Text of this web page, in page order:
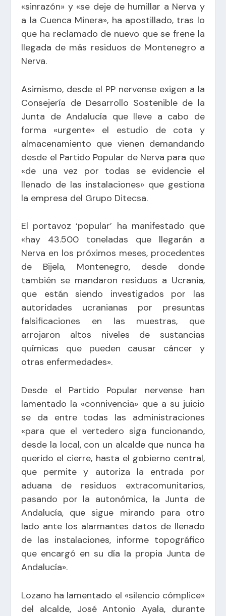
«sinrazón» y «se deje de humillar a Nerva y
a la Cuenca Minera», ha apostillado, tras lo
que ha reclamado de nuevo que se frene la
llegada de más residuos de Montenegro a
Nerva.
Asimismo, desde el PP nervense exigen a la
Consejería de Desarrollo Sostenible de la
Junta de Andalucía que lleve a cabo de
forma «urgente» el estudio de cota y
almacenamiento que vienen demandando
desde el Partido Popular de Nerva para que
«de una vez por todas se evidencie el
llenado de las instalaciones» que gestiona
la empresa del Grupo Ditecsa.
El portavoz ‘popular’ ha manifestado que
«hay 43.500 toneladas que llegarán a
Nerva en los próximos meses, procedentes
de Bijela, Montenegro, desde donde
también se mandaron residuos a Ucrania,
que están siendo investigados por las
autoridades ucranianas por presuntas
falsificaciones en las muestras, que
arrojaron altos niveles de sustancias
químicas que pueden causar cáncer y
otras enfermedades».
Desde el Partido Popular nervense han
lamentado la «connivencia» que a su juicio
se da entre todas las administraciones
«para que el vertedero siga funcionando,
desde la local, con un alcalde que nunca ha
querido el cierre, hasta el gobierno central,
que permite y autoriza la entrada por
aduana de residuos extracomunitarios,
pasando por la autonómica, la Junta de
Andalucía, que sigue mirando para otro
lado ante los alarmantes datos de llenado
de las instalaciones, informe topográfico
que encargó en su día la propia Junta de
Andalucía».
Lozano ha lamentado el «silencio cómplice»
del alcalde, José Antonio Ayala, durante